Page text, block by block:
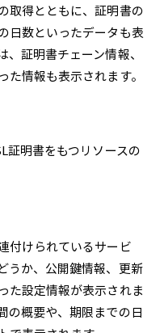
取得とともに、証明書の
日数といったデータも表
証明書チェーン情報、
情報も表示されます。
証明書をもつリソースの
付けられているサービ
うか、公開鍵情報、更新
た設定情報が表示されま
の概要や、期限までの日